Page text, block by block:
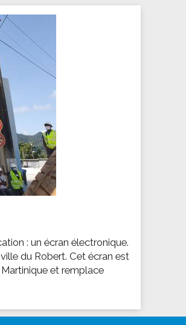
et de
de Soleil"
activités
: un écran électronique.
du Robert. Cet écran est
et remplace